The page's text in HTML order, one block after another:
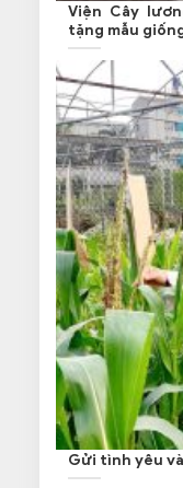
Viện Cây
tặng mẫu
Gửi tình yêu